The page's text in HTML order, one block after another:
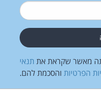
מאשר שקראת את תנאי
הפרטיות והסכמת להם.